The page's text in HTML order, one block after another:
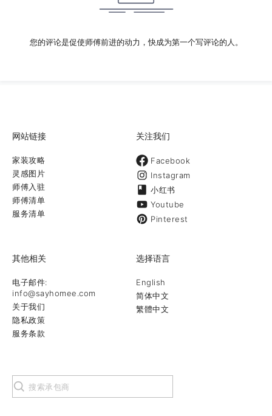
您的评论是促使师傅前进的动力，快成为第一个写评论的人。
网站链接
家装攻略
灵感图片
师傅入驻
师傅清单
服务清单
关注我们
Facebook
Instagram
小红书
Youtube
Pinterest
其他相关
电子邮件:
info@sayhomee.com
关于我们
隐私政策
服务条款
选择语言
English
简体中文
繁體中文